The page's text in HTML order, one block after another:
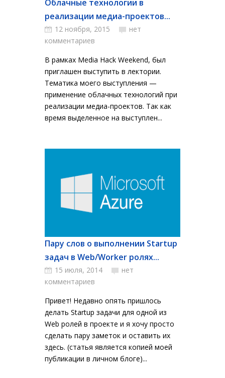
Облачные технологии в
реализации медиа-проектов...
12 ноября, 2015
нет
комментариев
В рамках Media Hack Weekend, был
приглашен выступить в лектории.
Тематика моего выступления —
применение облачных технологий при
реализации медиа-проектов. Так как
время выделенное на выступлен...
Пару слов о выполнении Startup
задач в Web/Worker ролях...
15 июля, 2014
нет
комментариев
Привет! Недавно опять пришлось
делать Startup задачи для одной из
Web ролей в проекте и я хочу просто
сделать пару заметок и оставить их
здесь. (статья является копией моей
публикации в личном блоге)...